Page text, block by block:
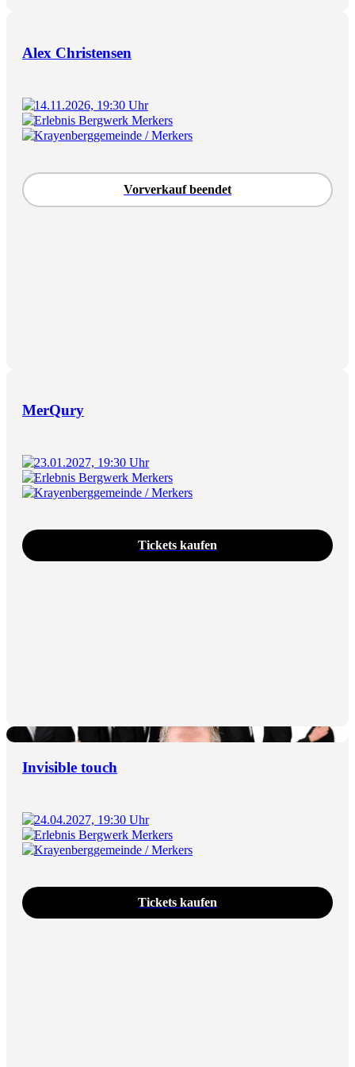
Alex Christensen
14.11.2026, 19:30 Uhr
Erlebnis Bergwerk Merkers
Krayenberggemeinde / Merkers
Vorverkauf beendet
MerQury
23.01.2027, 19:30 Uhr
Erlebnis Bergwerk Merkers
Krayenberggemeinde / Merkers
Tickets kaufen
Invisible touch
24.04.2027, 19:30 Uhr
Erlebnis Bergwerk Merkers
Krayenberggemeinde / Merkers
Tickets kaufen